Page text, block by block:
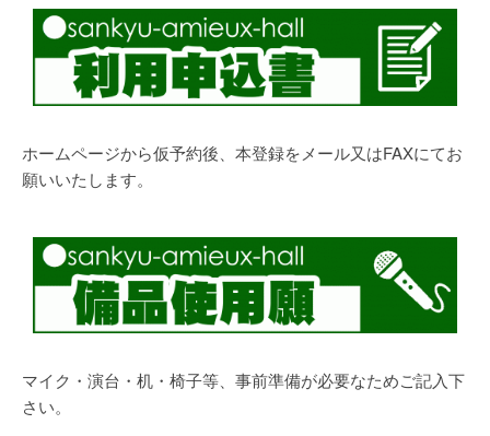
ホームページから仮予約後、本登録をメール又はFAXにてお
願いいたします。
マイク・演台・机・椅子等、事前準備が必要なためご記入下
さい。